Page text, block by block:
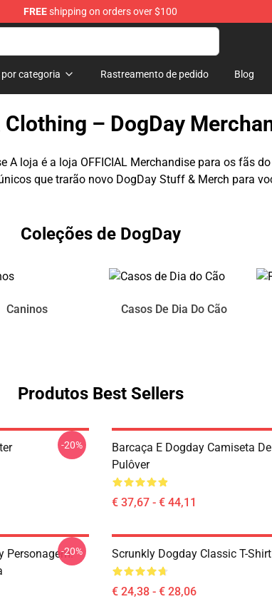
FREEshipping on orders over $100
categoria Rastreamento de pedido Blog
Clothing – DogDay
A loja é a loja OFFICIAL Merchandise para os fãs
que trarão novo DogDay Stuff & Merch para
Coleções de DogDay
Caninos Casos De Dia Do Cão
Produtos Best Sellers
-20%
Barcaça E Dogday Camiseta De
Pulôver
€ 37,67 - € 44,11
Personagem:
-20% Scrunkly Dogday Classic T-Shirt
€ 24,38 - € 28,06